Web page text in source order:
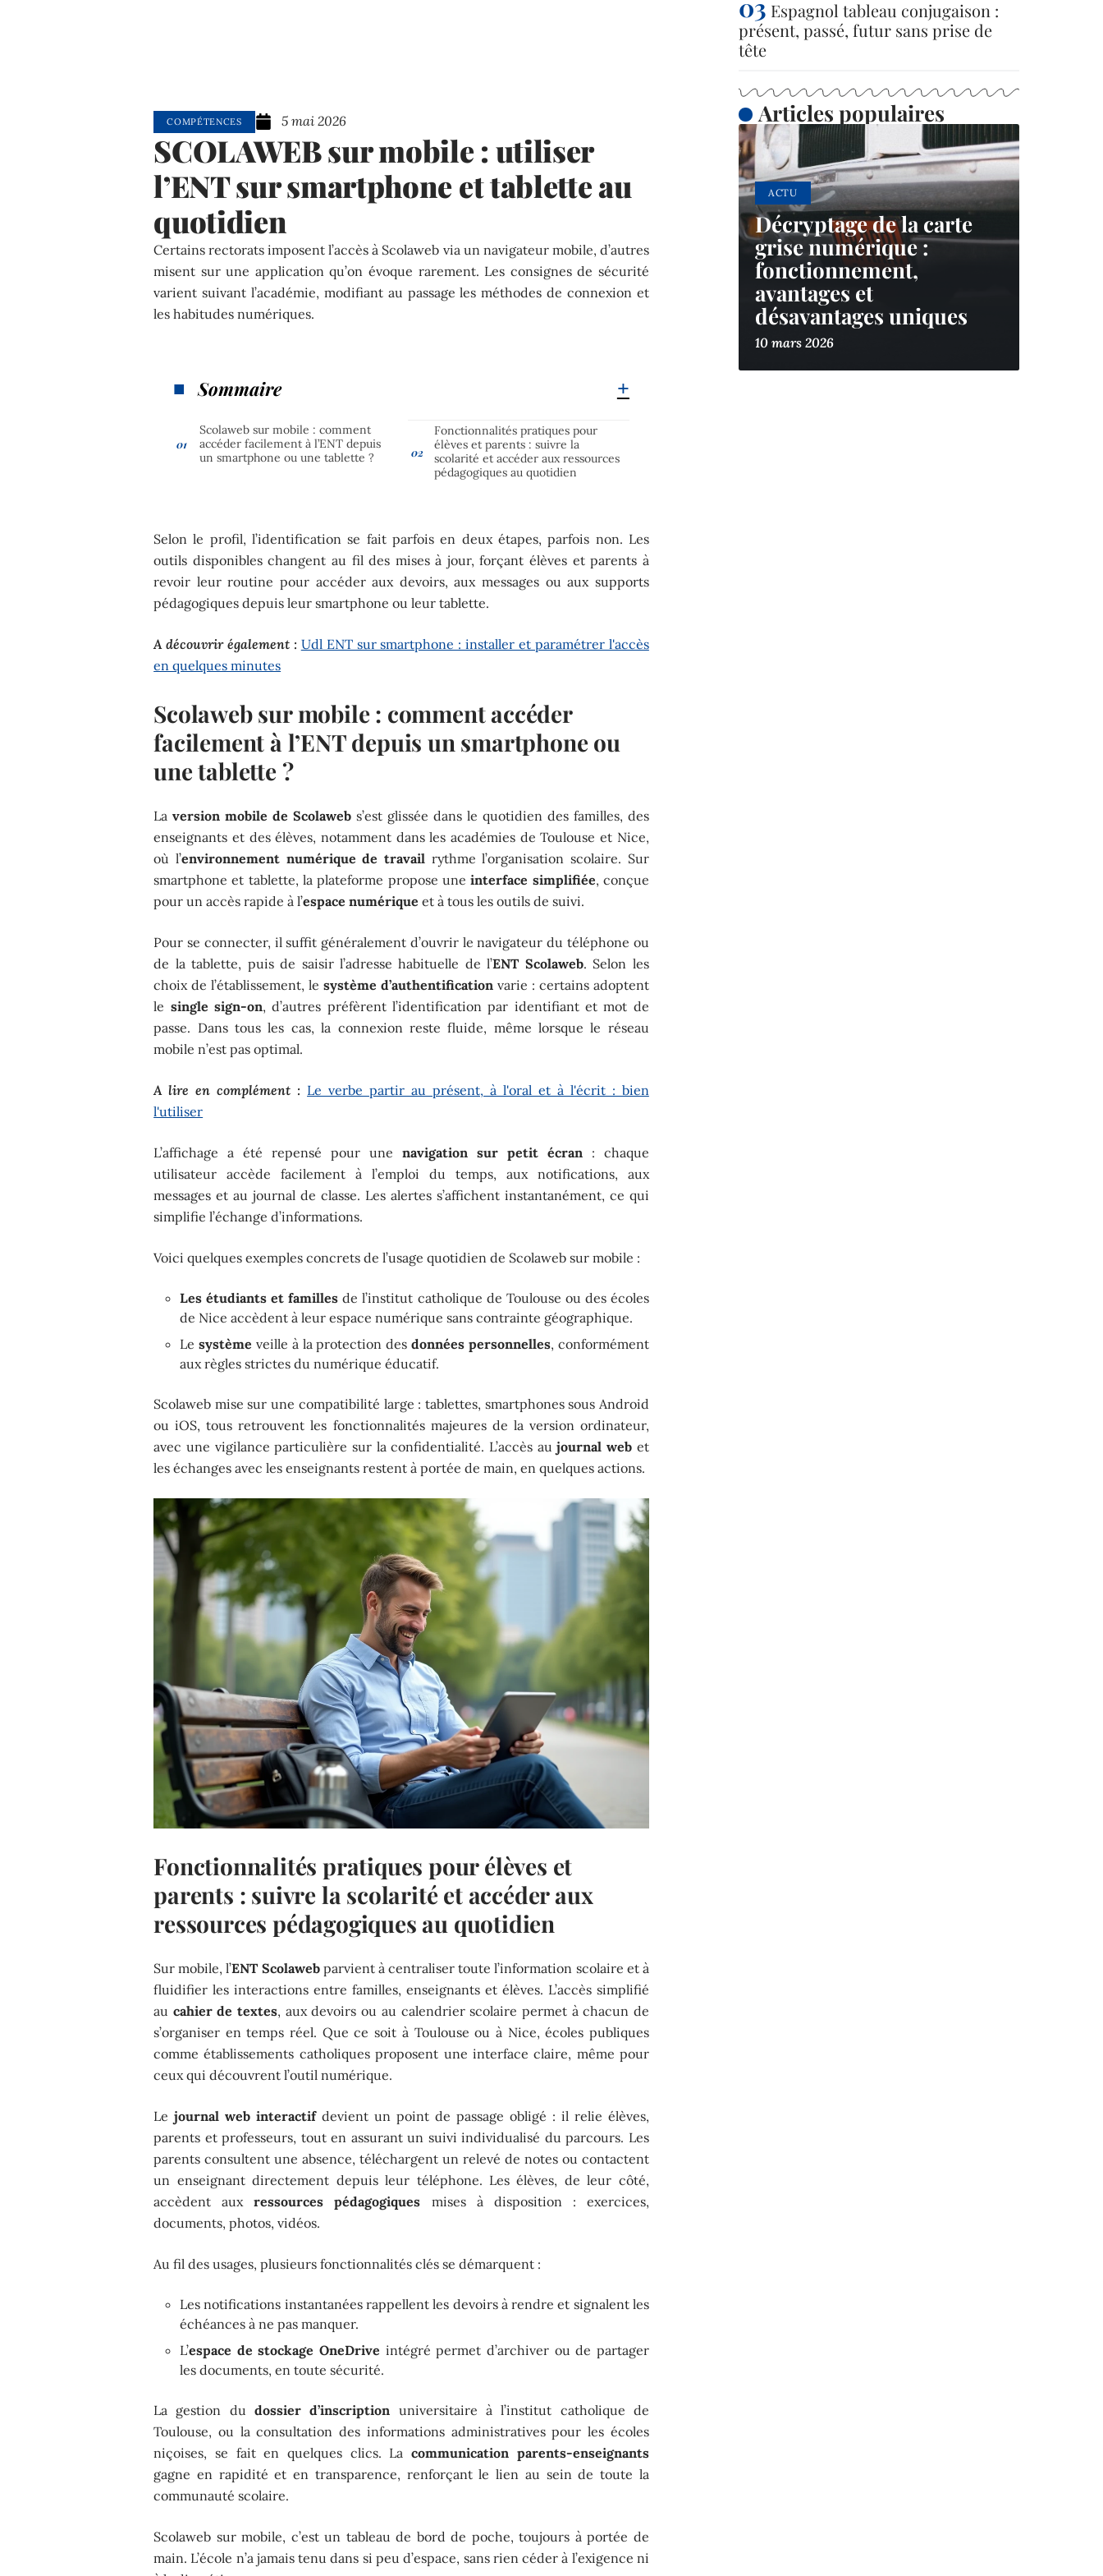
COMPÉTENCES 5 mai 2026
SCOLAWEB sur mobile : utiliser
l’ENT sur smartphone et tablette au
quotidien
Certains rectorats imposent l’accès à Scolaweb via un navigateur mobile, d’autres
misent sur une application qu’on évoque rarement. Les consignes de sécurité
varient suivant l’académie, modifiant au passage les méthodes de connexion et
les habitudes numériques.
Sommaire
Scolaweb sur mobile : comment
accéder facilement à l’ENT depuis
un smartphone ou une tablette ?
Fonctionnalités pratiques pour
élèves et parents : suivre la
scolarité et accéder aux ressources
pédagogiques au quotidien
Selon le profil, l’identification se fait parfois en deux étapes, parfois non. Les
outils disponibles changent au fil des mises à jour, forçant élèves et parents à
revoir leur routine pour accéder aux devoirs, aux messages ou aux supports
pédagogiques depuis leur smartphone ou leur tablette.
A découvrir également : Udl ENT sur smartphone : installer et paramétrer l'accès
en quelques minutes
Scolaweb sur mobile : comment accéder
facilement à l’ENT depuis un smartphone ou
une tablette ?
Laversion mobile de Scolaweb s’est glissée dans le quotidien des familles, des
enseignants et des élèves, notamment dans les académies de Toulouse et Nice,
où l’environnement numérique de travail rythme l’organisation scolaire. Sur
smartphone et tablette, la plateforme propose uneinterface simplifiée, conçue
pour un accès rapide à l’espace numérique et à tous les outils de suivi.
Pour se connecter, il suffit généralement d’ouvrir le navigateur du téléphone ou
de la tablette, puis de saisir l’adresse habituelle de l’ENT Scolaweb. Selon les
choix de l’établissement, lesystème d’authentificationvarie : certains adoptent
le single sign-on, d’autres préfèrent l’identification par identifiant et mot de
passe. Dans tous les cas, la connexion reste fluide, même lorsque le réseau
mobile n’est pas optimal.
A lire en complément : Le verbe partir au présent, à l'oral et à l'écrit : bien
l'utiliser
L’affichage a été repensé pour une navigation sur petit écran: chaque
utilisateur accède facilement à l’emploi du temps, aux notifications, aux
messages et au journal de classe. Les alertes s’affichent instantanément, ce qui
simplifie l’échange d’informations.
Voici quelques exemples concrets de l’usage quotidien de Scolaweb sur mobile :
Les étudiants et familles de l’institut catholique de Toulouse ou des écoles
de Nice accèdent à leur espace numérique sans contrainte géographique.
Le système veille à la protection desdonnées personnelles, conformément
aux règles strictes du numérique éducatif.
Scolaweb mise sur une compatibilité large : tablettes, smartphones sous Android
ou iOS, tous retrouvent les fonctionnalités majeures de la version ordinateur,
avec une vigilance particulière sur la confidentialité. L’accès aujournal web et
les échanges avec les enseignants restent à portée de main, en quelques actions.
Fonctionnalités pratiques pour élèves et
parents : suivre la scolarité et accéder aux
ressources pédagogiques au quotidien
Sur mobile, l’ENT Scolawebparvient à centraliser toute l’information scolaire et à
fluidifier les interactions entre familles, enseignants et élèves. L’accès simplifié
au cahier de textes, aux devoirs ou au calendrier scolaire permet à chacun de
s’organiser en temps réel. Que ce soit à Toulouse ou à Nice, écoles publiques
comme établissements catholiques proposent une interface claire, même pour
ceux qui découvrent l’outil numérique.
Lejournal web interactifdevient un point de passage obligé : il relie élèves,
parents et professeurs, tout en assurant un suivi individualisé du parcours. Les
parents consultent une absence, téléchargent un relevé de notes ou contactent
un enseignant directement depuis leur téléphone. Les élèves, de leur côté,
accèdent auxressources pédagogiques mises à disposition : exercices,
documents, photos, vidéos.
Au fil des usages, plusieurs fonctionnalités clés se démarquent :
Les notifications instantanées rappellent les devoirs à rendre et signalent les
échéances à ne pas manquer.
L’espace de stockage OneDrive intégré permet d’archiver ou de partager
les documents, en toute sécurité.
La gestion dudossier d’inscription universitaire à l’institut catholique de
Toulouse, ou la consultation des informations administratives pour les écoles
niçoises, se fait en quelques clics. Lacommunication parents-enseignants
gagne en rapidité et en transparence, renforçant le lien au sein de toute la
communauté scolaire.
Scolaweb sur mobile, c’est un tableau de bord de poche, toujours à portée de
main. L’école n’a jamais tenu dans si peu d’espace, sans rien céder à l’exigence ni
Espagnol tableau conjugaison :
présent, passé, futur sans prise de
tête
Articles populaires
ACTU
Décryptage de la carte
grise numérique :
fonctionnement,
avantages et
désavantages uniques
10 mars 2026